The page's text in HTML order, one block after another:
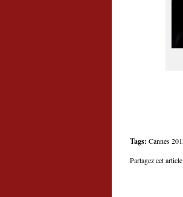
Tags: Cannes
Partagez cet